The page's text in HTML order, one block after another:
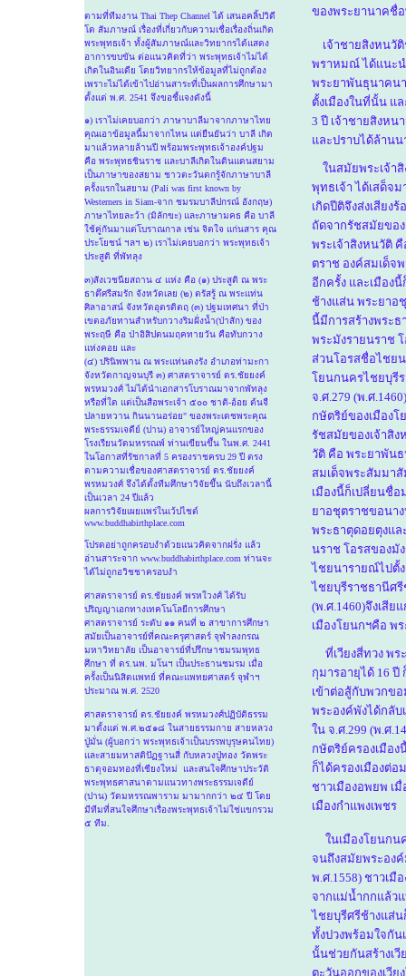
ตามที่ทีมงาน Thai Thep Channel ได้ เสนอคลิ้ปวิดี
โด สัมภาษณ์ เรื่องที่เกี่ยวกับความเชื่อเรื่องถิ่นเกิด
พระพุทธเจ้า ทั้งผู้สัมภาษณ์และวิทยากรได้แสดง
อาการขบขัน ต่อแนวคิดที่ว่า พระพุทธเจ้าไม่ได้
เกิดในอินเดีย โดยวิทยากรให้ข้อมูลที่ไม่ถูกต้อง
เพราะไม่ได้เข้าไปอ่านสาระที่เป็นผลการศึกษามา
ตั้งแต่ พ.ศ. 2541 จึงขอชี้แจงดังนี้
๑) เราไม่เคยบอกว่า ภาษาบาลีมาจากภาษาไทย
คุณเอาข้อมูลนี้มาจากไหน แต่ยืนยันว่า บาลี เกิด
มาแล้วหลายล้านปี พร้อมพระพุทธเจ้าองค์ปฐม
คือ พระพุทธชินราช และบาลีเกิดในดินแดนสยาม
เป็นภาษาของสยาม ชาวตะวันตกรู้จักภาษาบาลี
ครั้งแรกในสยาม (Pali was first known by
Westerners in Siam-จาก ชมรมบาลีปกรณ์ อังกฤษ)
ภาษาไทยละว้า (มิลักขะ) และภาษามคธ คือ บาลี
ใช้คู่กันมาแต่โบราณกาล เช่น จิตใจ แก่นสาร คุณ
ประโยชน์ ฯลฯ ๒) เราไม่เคยบอกว่า พระพุทธเจ้า
ประสูติ ที่พัทลุง
๓)สังเวชนียสถาน ๔ แห่ง คือ (๑) ประสูติ ณ พระ
ธาตึศรีสมรัก จังหวัดเลย (๒) ตรัสรู้ ณ พระแท่น
ศิลาอาสน์ จังหวัดอุตรดิตถฺ (๓) ปฐมเทศนา ที่ป่า
เขตอภัยทานสำหรับกวางริมฝั่งน้ำ(ป่าสัก) ของ
พระฤษี คือ ป่าอิสิปตนมฤคทายวัน คือทับกวาง
แห่งคอย และ
(๔) ปรินิพพาน ณ พระแท่นดงรัง อำเภอท่ามะกา
จังหวัดกาญจนบุรี ๓) ศาสตราจารย์ ดร.ชัยยงค์
พรหมวงศ์ ไม่ได้นำเอกสารโบราณมาจากพัทลุง
หรือที่ใด แต่เป็นสือพระเจ้า ๕๐๐ ชาติ-อ้อย ต้นจื
ปลายหวาน กินนานอร่อย" ของพระเดชพระคุณ
พระธรรมเจดีย์ (ปาน) อาจารย์ใหญ่คนแรกของ
โรงเรียนวัดมหรรณพ์ ท่านเขียนขึ้น ในพ.ศ. 2441
ในโอกาสที่รัชกาลที่ 5 ครองราชครบ 29 ปี ตรง
ตามความเชื่อของศาสตราจารย์ ดร.ชัยยงค์
พรหมวงศ์ จึงได้ตั้งทีมศึกษาวิจัยขึ้น นับถึงเวลานี้
เป็นเวลา 24 ปีแล้ว
ผลการวิจัยเผยแพร่ในเว้ปไชต์
www.buddhabirthplace.com
โปรดอย่าถูกครอบงำด้วยแนวคิดจากฝรั่ง แล้ว
อ่านสาระจาก www.buddhabirthplace.com ท่านจะ
ได้ไม่ถูกอวิชชาครอบงำ
ศาสตราจารย์ ดร.ชัยยงค์ พรหใวงศ์ ได้รับ
ปริญญาเอกทางเทคโนโลยีการศึกษา
ศาสตราจารย์ ระดับ ๑๑ คนที่ ๒ สาขาการศึกษา
สมัยเป็นอาจารย์ที่คณะครุศาสตร์ จุฬาลงกรณ
มหาวิทยาลัย เป็นอาจารย์ที่ปรึกษาชมรมพุทธ
ศึกษา ที่ ดร.นพ. มโนฯ เป็นประธานชมรม เมื่อ
ครั้งเป็นนิสิตแพทย์ ที่คณะแพทยศาสตร์ จุฬาฯ
ประมาณ พ.ศ. 2520
ศาสตราจารย์ ดร.ชัยยงค์ พรหมวงศ์ปฏิบัติธรรม
มาตั้งแต่ พ.ศ.๒๕๑๘ ในสายธรรมกาย สายหลวง
ปู่มั่น (ผู้บอกว่า พระพุทธเจ้าเป็นบรรพบุรุษคนไทย)
และสายมหาสติปัฏฐานสี่ กับหลวงปู่ทอง วัดพระ
ธาตุจอมทองที่เชียงใหม่ และสนใจศึกษาประวัติ
พระพุทธศาสนาตามแนวทางพระธรรมเจดีย์
(ปาน) วัดมหรรณพาราม มามากกว่า ๒๔ ปี โดย
มีทีมที่สนใจศึกษาเรื่องพระพุทธเจ้าไม่ใช่แขกรวม
๕ ทีม.
ของพระยานาคชื่
เจ้าชายสิงหนวั
พราหมณ์ ได้แนะน
พระยาพันธุนาคน
ตั้งเมืองในที่นั้น แ
3 ปี เจ้าชายสิงหน
และปราบได้ล้าน
ในสมัยพระเจ้า
พุทธเจ้า ได้เสด็จ
เกิดปีติจึงส่งเสียง
ถัดจากรัชสมัยขอ
พระเจ้าสิงหนวัติ
ตราช องค์สมเด็จ
อีกครั้ง และเมือง
ช้างแส่น พระยาอ
นี้มีการสร้างพระ
พระมังรายนราช
ส่วนโอรสชื่อไชย
โยนกนครไชยบุรี
จ.ศ.279 (พ.ศ
กษัตริย์ของเมืองโ
รัชสมัยของเจ้าสิง
วัติ คือ พระยาพัน
สมเด็จพระสัมมา
เมืองนี้ก็เปลี่ยนชื่
ยาอชุตราชขอนา
พระธาตุดอยตุงแ
นราช โอรสของมั
ไชยนารายณ์ไปตั้
ไชยบุรีราชธานีศ
(พ.ศ.1460)จึงเสีย
เมืองโยนกฯคือ พ
ที่เวียงสี่ทวง พร
กุมารอายุได้ 16 ปี
เข้าต่อสู้กับพวกขอ
พระองค์พังได้กลั
ใน จ.ศ.299 (พ.ศ
กษัตริย์ครองเมือ
ก็ได้ครองเมืองต่
ชาวเมืองอพยพ เ
เมืองกำแพงเพชร
ในเมืองโยนกน
จนถึงสมัยพระองค์
พ.ศ.1558) ชาวเมื
จากแม่น้ำกกแล้ว
ไชยบุรีศรีช้างแส่
ทั้งปวงพร้อมใจกั
นั้นช่วยกันสร้างเ
ตะวันออกของเวีย